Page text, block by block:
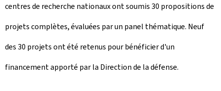
centres de recherche nationaux ont soumis 30 propositions de
projets complètes, évaluées par un panel thématique. Neuf
des 30 projets ont été retenus pour bénéficier d'un
financement apporté par la Direction de la défense.